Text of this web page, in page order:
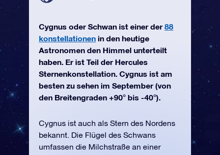
Cygnus oder Schwan ist einer der88
konstellationen in den heutige
Astronomen den Himmel unterteilt
haben. Er ist Teil der Hercules
Sternenkonstellation. Cygnus ist am
besten zu sehen im September (von
den Breitengraden +90° bis -40°).
Cygnus ist auch als Stern des Nordens
bekannt. Die Flügel des Schwans
umfassen die Milchstraße an einer